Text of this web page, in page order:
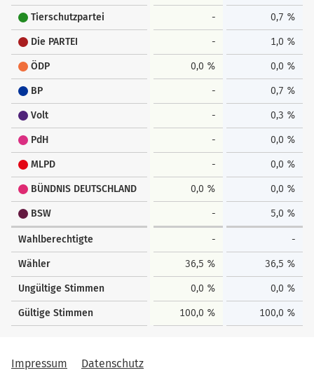
Tierschutzpartei - 0,7 %
Die PARTEI - 1,0 %
ÖDP 0,0 % 0,0 %
BP - 0,7 %
Volt - 0,3 %
PdH - 0,0 %
MLPD - 0,0 %
BÜNDNIS DEUTSCHLAND 0,0 % 0,0 %
BSW - 5,0 %
Wahlberechtigte - -
Wähler 36,5 % 36,5 %
Ungültige Stimmen 0,0 % 0,0 %
Gültige Stimmen 100,0 % 100,0 %
Impressum Datenschutz